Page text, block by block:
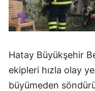
Hatay Büyükşehir
ekipleri hızla olay
büyümeden